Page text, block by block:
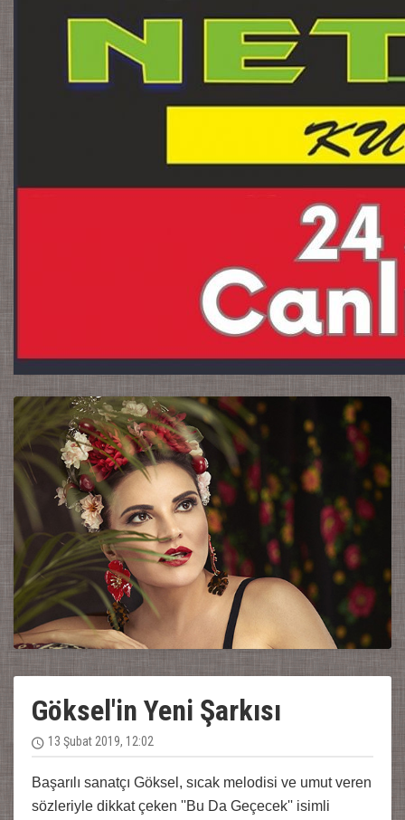
Göksel'in Yeni Şarkısı
13 Şubat 2019, 12:02
Başarılı sanatçı Göksel, sıcak melodisi ve umut veren
sözleriyle dikkat çeken ''Bu Da Geçecek'' isimli